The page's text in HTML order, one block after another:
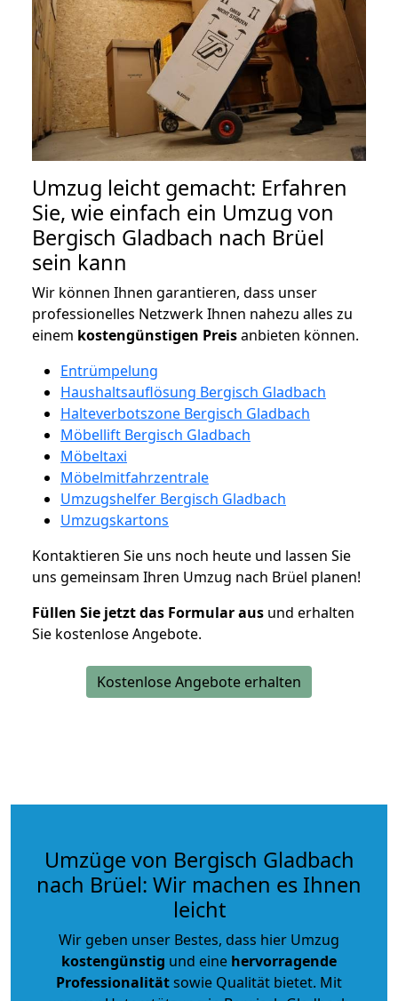
Umzug leicht gemacht: Erfahren
Sie, wie einfach ein Umzug von
Bergisch Gladbach nach Brüel
sein kann
Wir können Ihnen garantieren, dass unser
professionelles Netzwerk Ihnen nahezu alles zu
einem kostengünstigen Preisanbieten können.
Entrümpelung
Haushaltsauflösung Bergisch Gladbach
Halteverbotszone Bergisch Gladbach
Möbellift Bergisch Gladbach
Möbeltaxi
Möbelmitfahrzentrale
Umzugshelfer Bergisch Gladbach
Umzugskartons
Kontaktieren Sie uns noch heute und lassen Sie
uns gemeinsam Ihren Umzug nach Brüel planen!
Füllen Sie jetzt das Formular aus und erhalten
Sie kostenlose Angebote.
Kostenlose Angebote erhalten
Umzüge von Bergisch Gladbach
nach Brüel: Wir machen es Ihnen
leicht
Wir geben unser Bestes, dass hier Umzug
kostengünstig und eine hervorragende
Professionalitätsowie Qualität bietet. Mit